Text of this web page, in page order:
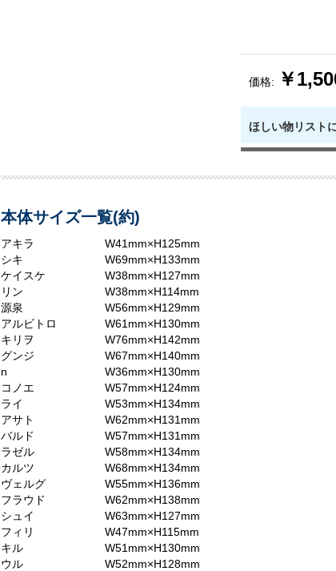
価格: ￥
ほしい物リスト
本体サイズ一覧(約)
アキラ
W41mm×H125mm
シキ
W69mm×H133mm
ケイスケ
W38mm×H127mm
リン
W38mm×H114mm
源泉
W56mm×H129mm
アルビトロ
W61mm×H130mm
キリヲ
W76mm×H142mm
グンジ
W67mm×H140mm
n
W36mm×H130mm
コノエ
W57mm×H124mm
ライ
W53mm×H134mm
アサト
W62mm×H131mm
バルド
W57mm×H131mm
ラゼル
W58mm×H134mm
カルツ
W68mm×H134mm
ヴェルグ
W55mm×H136mm
フラウド
W62mm×H138mm
シュイ
W63mm×H127mm
フィリ
W47mm×H115mm
キル
W51mm×H130mm
ウル
W52mm×H128mm